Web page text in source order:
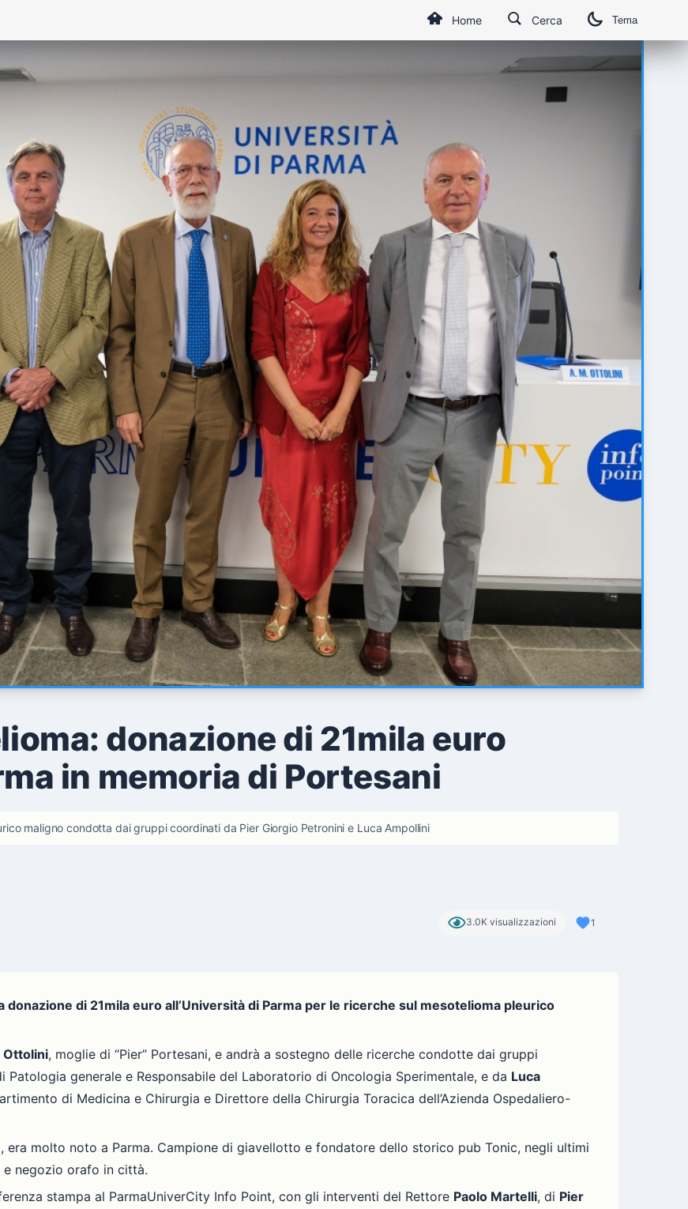
Home Cerca Tema
donazione di 21mila euro
in memoria di Portesani
maligno condotta dai gruppi coordinati da Pier Giorgio Petronini e Luca Ampollini
3.0K visualizzazioni 1
donazione di 21mila euro all’Università di Parma per le ricerche sul mesotelioma pleurico
Ottolini, moglie di “Pier” Portesani, e andrà a sostegno delle ricerche condotte dai gruppi
Patologia generale e Responsabile del Laboratorio di Oncologia Sperimentale, e da Luca
di Medicina e Chirurgia e Direttore della Chirurgia Toracica dell’Azienda Ospedaliero-
era molto noto a Parma. Campione di giavellotto e fondatore dello storico pub Tonic, negli ultimi
negozio orafo in città.
stampa al ParmaUniverCity Info Point, con gli interventi del Rettore Paolo Martelli, di Pier